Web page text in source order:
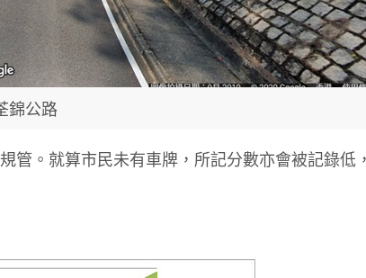
錦公路
管。就算市民未有車牌，所記分數亦會被記錄低